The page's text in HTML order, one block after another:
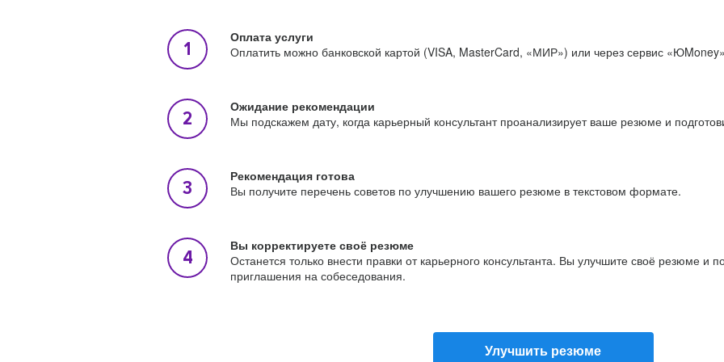
Оплата услуги
Оплатить можно банковской картой (VISA, MasterCard, «МИР») или через сервис
Ожидание рекомендации
Мы подскажем дату, когда карьерный консультант проанализирует ваше резюме и
Рекомендация готова
Вы получите перечень советов по улучшению вашего резюме в текстовом формате.
Вы корректируете своё резюме
Останется только внести правки от карьерного консультанта. Вы улучшите своё резюме и
приглашения на собеседования.
Улучшить резюме